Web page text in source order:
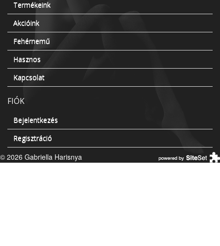
Termékeink
Akcióink
Fehérnemű
Hasznos
Kapcsolat
FIÓK
Bejelentkezés
Regisztráció
© 2026 Gabriella Harisnya